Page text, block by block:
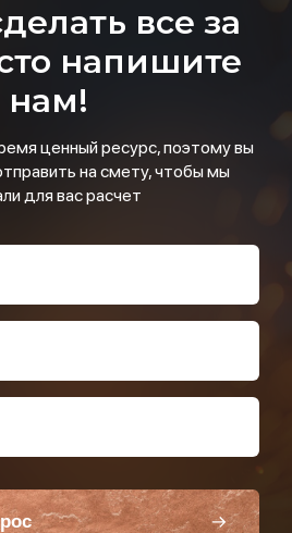
все за
напишите
нам!
ценный ресурс, поэтому вы
на смету, чтобы мы
для вас расчет